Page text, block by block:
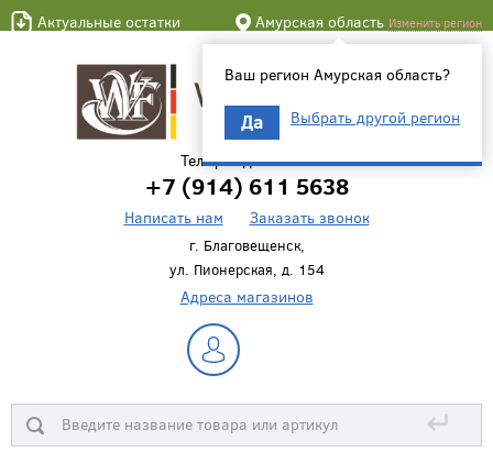
Актуальные остатки Амурская область Изменить регион
Ваш регион Амурская область?
Да Выбрать другой регион
Телефон для связи
+7 (914) 611 5638
Написать нам Заказать звонок
г. Благовещенск,
ул. Пионерская, д. 154
Адреса магазинов
↵